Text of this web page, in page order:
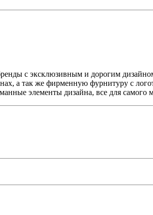
с эксклюзивным и дорогим
а так же фирменную фурнитуру с
элементы дизайна, все для самого